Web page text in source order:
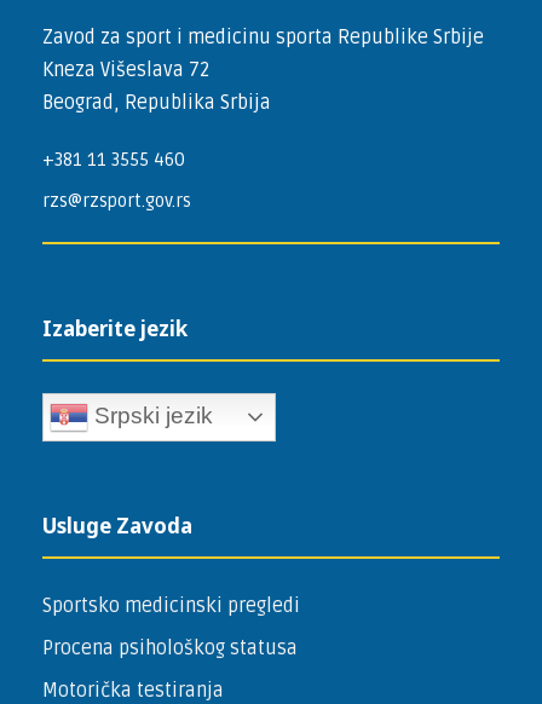
Zavod za sport i medicinu sporta Republike Srbije
Kneza Višeslava 72
Beograd, Republika Srbija
+381 11 3555 460
rzs@rzsport.gov.rs
Izaberite jezik
Srpski jezik
Usluge Zavoda
Sportsko medicinski pregledi
Procena psihološkog statusa
Motorička testiranja